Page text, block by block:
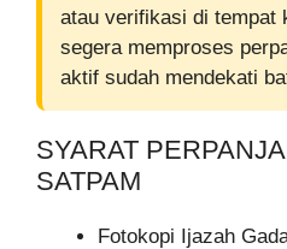
atau verifikasi di tempat
segera memproses
aktif sudah mendekati
SYARAT
SATPAM
Fotokopi Ijazah